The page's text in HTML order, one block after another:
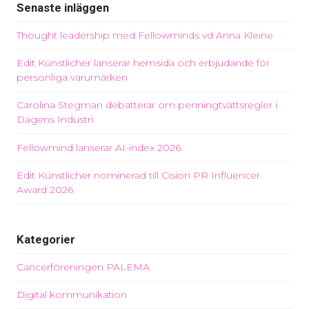
Senaste inläggen
Thought leadership med Fellowminds vd Anna Kleine
Edit Künstlicher lanserar hemsida och erbjudande för
personliga varumärken
Carolina Stegman debatterar om penningtvättsregler i
Dagens Industri
Fellowmind lanserar AI-index 2026
Edit Künstlicher nominerad till Cision PR Influencer
Award 2026
Kategorier
Cancerföreningen PALEMA
Digital kommunikation